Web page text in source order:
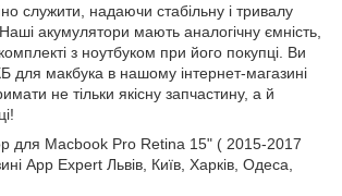
служити, надаючи стабільну і тривалу
акумулятори мають аналогічну ємність,
комплекті з ноутбуком при його покупці. Ви
для макбука в нашому інтернет-магазині
не тільки якісну запчастину, а й
для Macbook Pro Retina 15" ( 2015-2017
App Expert Львів, Київ, Харків, Одеса,